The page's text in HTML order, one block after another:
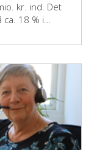
kr. ind. Det
18 % i